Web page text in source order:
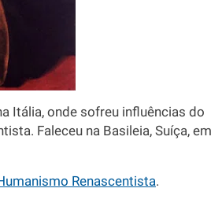
Itália, onde sofreu influências do
Faleceu na Basileia, Suíça, em
Renascentista.